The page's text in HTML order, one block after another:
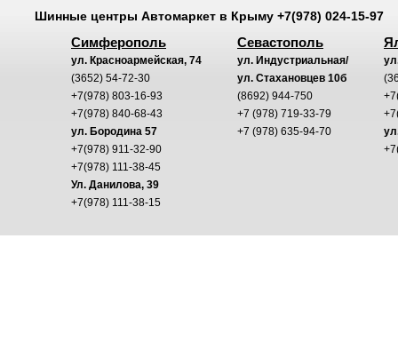
Шинные центры Автомаркетв Крыму +7(978) 024-15-97
Симферополь
ул. Красноармейская, 74
(3652) 54-72-30
+7(978) 803-16-93
+7(978) 840-68-43
ул. Бородина 57
+7(978) 911-32-90
+7(978) 111-38-45
Ул. Данилова, 39
+7(978) 111-38-15
Севастополь
ул. Индустриальная/
ул. Стахановцев 10б
(8692) 944-750
+7 (978) 719-33-79
+7 (978) 635-94-70